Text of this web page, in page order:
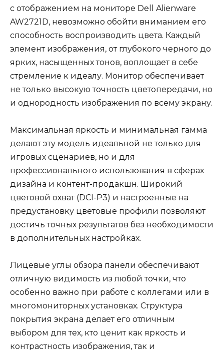
с отображением на мониторе Dell Alienware
AW2721D, невозможно обойти вниманием его
способность воспроизводить цвета. Каждый
элемент изображения, от глубокого черного до
ярких, насыщенных тонов, воплощает в себе
стремление к идеалу. Монитор обеспечивает
не только высокую точность цветопередачи, но
и однородность изображения по всему экрану.
Максимальная яркость и минимальная гамма
делают эту модель идеальной не только для
игровых сценариев, но и для
профессионального использования в сферах
дизайна и контент-продакшн. Широкий
цветовой охват (DCI-P3) и настроенные на
предустановку цветовые профили позволяют
достичь точных результатов без необходимости
в дополнительных настройках.
Лицевые углы обзора панели обеспечивают
отличную видимость из любой точки, что
особенно важно при работе с коллегами или в
многомониторных установках. Структура
покрытия экрана делает его отличным
выбором для тех, кто ценит как яркость и
контрастность изображения, так и